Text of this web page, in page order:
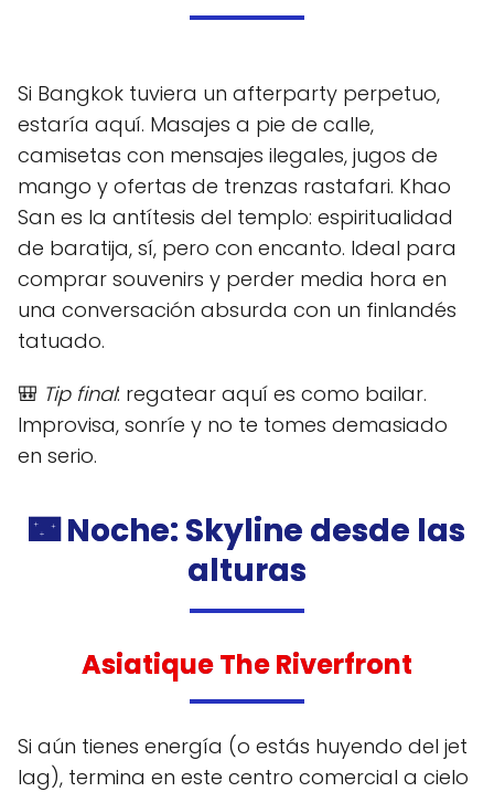
Si Bangkok tuviera un afterparty perpetuo,
estaría aquí. Masajes a pie de calle,
camisetas con mensajes ilegales, jugos de
mango y ofertas de trenzas rastafari. Khao
San es la antítesis del templo: espiritualidad
de baratija, sí, pero con encanto. Ideal para
comprar souvenirs y perder media hora en
una conversación absurda con un finlandés
tatuado.
🎒 Tip final: regatear aquí es como bailar.
Improvisa, sonríe y no te tomes demasiado
en serio.
🌃 Noche: Skyline desde las
alturas
Asiatique The Riverfront
Si aún tienes energía (o estás huyendo del jet
lag), termina en este centro comercial a cielo